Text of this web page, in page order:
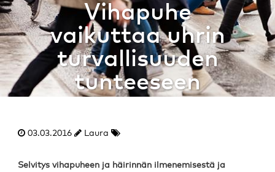
Vihapuhe
vaikuttaa uhrin
turvallisuuden
tunteeseen
03.03.2016 Laura
Selvitys vihapuheen ja häirinnän ilmenemisestä ja